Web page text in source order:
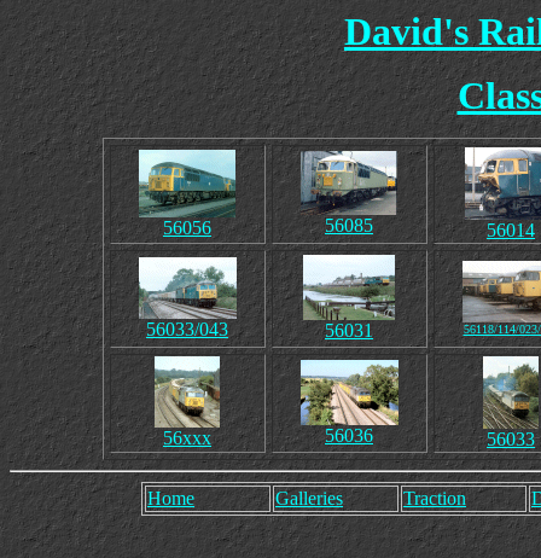
David's
56056 56085 56014
56033/043 56031 56118/114/
56xxx 56036 56033
Home Galleries Traction